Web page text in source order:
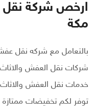
ارخص شركة
مكة
بالتعامل مع شركه نقل
شركات نقل العفش
خدمات نقل العفش
توفر لكم تخفيضات ممتازة